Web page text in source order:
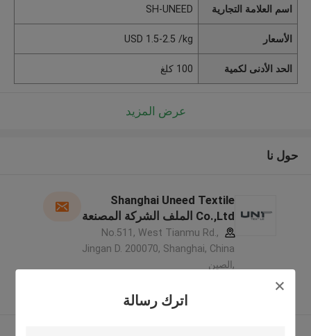
اترك رسالة
اسم العلامة التجارية SH-UNEED
الأسعار USD 1.5-2.5 /kg
الحد الأدنى لكمية 100 كلغ
عرض المزيد
حول نا
Shanghai Uneed Textile
Co.,Ltd الملف الشركة المصنعة
No.511, West Tianmu Rd.,
Jingan D. 200070, Shanghai, China
,الصين
يدقّق ممون